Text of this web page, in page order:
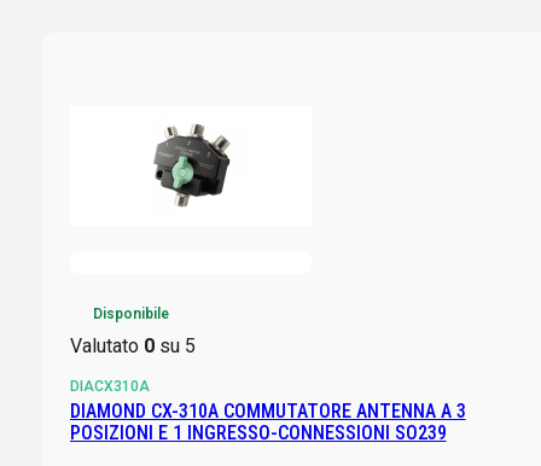
Disponibile
Valutato 0su 5
DIACX310A
DIAMOND CX-310A COMMUTATORE ANTENNA A 3
POSIZIONI E 1 INGRESSO-CONNESSIONI SO239